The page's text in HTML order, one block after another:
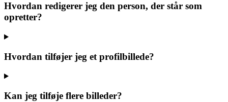
Hvordan redigerer jeg den person, der står som
opretter?
Hvordan tilføjer jeg et profilbillede?
Kan jeg tilføje flere billeder?